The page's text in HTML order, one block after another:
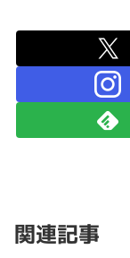
関連記事